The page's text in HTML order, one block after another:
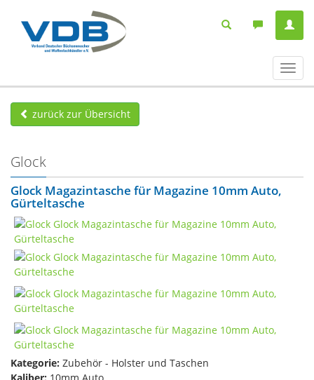
ein-/
zurück zur Übersicht
Glock
Glock Magazintasche für Magazine 10mm Auto,
Gürteltasche
Kategorie: Zubehör - Holster und Taschen